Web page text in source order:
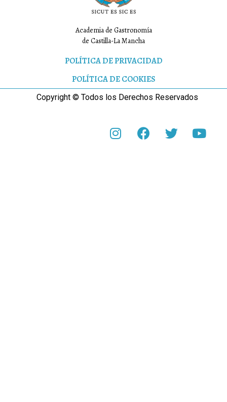
Academia de Gastronomía
de Castilla-La Mancha
POLÍTICA DE PRIVACIDAD
POLÍTICA DE COOKIES
Copyright © Todos los Derechos Reservados